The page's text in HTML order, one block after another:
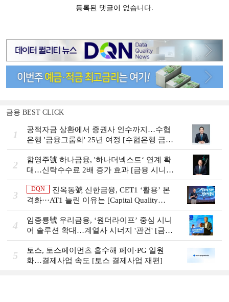
금융 BEST CLICK
1
공적자금 상환에서 증권사 인수까지…수협
은행 '금융그룹화' 25년 여정 [수협은행 금융
그룹의 꿈①]
2
함영주號 하나금융, '하나더넥스트‘ 연계 확
대…신탁수수료 2배 증가 효과 [금융 시니어
비즈니스 돋보기]
3
DQN
진옥동號 신한금융, CET1 ‘활용’ 본
격화···AT1 늘린 이유는 [Capital Quality
Review]
4
임종룡號 우리금융, ‘원더라이프’ 중심 시니
어 솔루션 확대…계열사 시너지 '관건' [금융
시니어 비즈니스 돋보기]
5
토스, 토스페이먼츠 흡수해 페이·PG 일원
화…결제사업 속도 [토스 결제사업 재편]